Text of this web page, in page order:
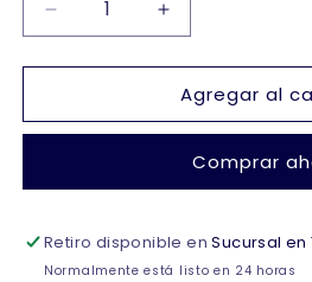
Reducir
cantidad
para
básico
colores
Aumentar
cantidad
para
Tutu
básico
varios
colores
Agregar al
Comprar
Retiro disponible enSucursal en
Normalmente está listo en 24 horas